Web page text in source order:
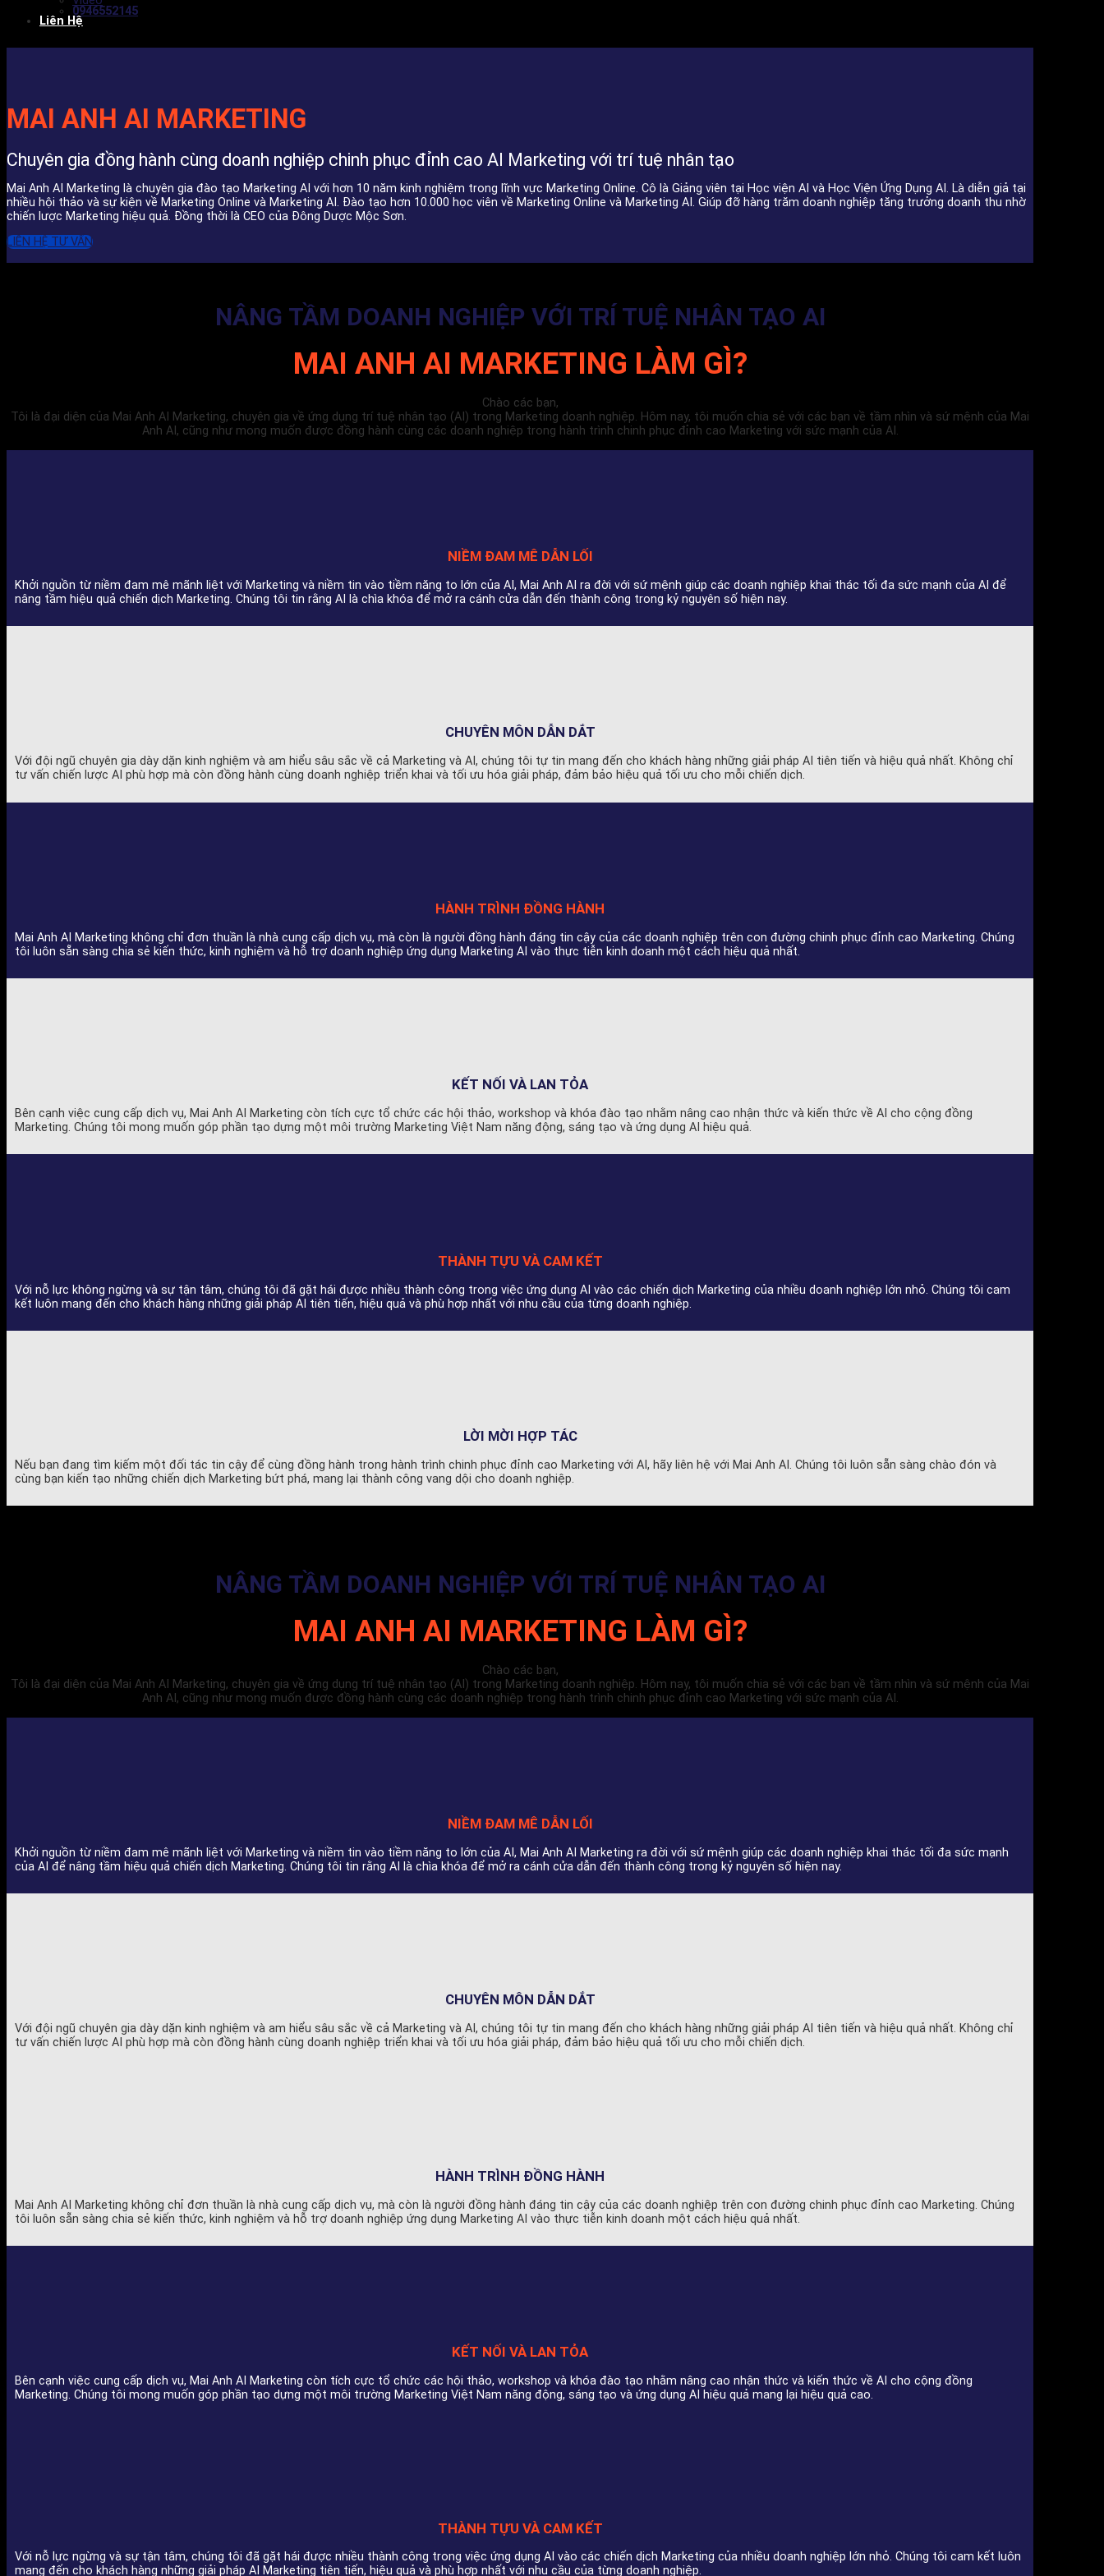
0946552145
Liên Hệ
MAI ANH AI MARKETING
Chuyên gia đồng hành cùng doanh nghiệp chinh phục đỉnh cao AI Marketing với trí tuệ nhân tạo
Mai Anh AI Marketing là chuyên gia đào tạo Marketing AI với hơn 10 năm kinh nghiệm trong lĩnh vực Marketing Online. Cô là Giảng viên tại Học viện AI và Học Viện Ứng Dụng AI. Là diễn giả tại
nhiều hội thảo và sự kiện về Marketing Online và Marketing AI. Đào tạo hơn 10.000 học viên về Marketing Online và Marketing AI. Giúp đỡ hàng trăm doanh nghiệp tăng trưởng doanh thu nhờ
chiến lược Marketing hiệu quả. Đồng thời là CEO của Đông Dược Mộc Sơn.
LIÊN HỆ TƯ VẤN
NÂNG TẦM DOANH NGHIỆP VỚI TRÍ TUỆ NHÂN TẠO AI
MAI ANH AI MARKETING LÀM GÌ?
Chào các bạn,
Tôi là đại diện của Mai Anh AI Marketing, chuyên gia về ứng dụng trí tuệ nhân tạo (AI) trong Marketing doanh nghiệp. Hôm nay, tôi muốn chia sẻ với các bạn về tầm nhìn và sứ mệnh của Mai
Anh AI, cũng như mong muốn được đồng hành cùng các doanh nghiệp trong hành trình chinh phục đỉnh cao Marketing với sức mạnh của AI.
NIỀM ĐAM MÊ DẪN LỐI
Khởi nguồn từ niềm đam mê mãnh liệt với Marketing và niềm tin vào tiềm năng to lớn của AI, Mai Anh AI ra đời với sứ mệnh giúp các doanh nghiệp khai thác tối đa sức mạnh của AI để
nâng tầm hiệu quả chiến dịch Marketing. Chúng tôi tin rằng AI là chìa khóa để mở ra cánh cửa dẫn đến thành công trong kỷ nguyên số hiện nay.
CHUYÊN MÔN DẪN DẮT
Với đội ngũ chuyên gia dày dặn kinh nghiệm và am hiểu sâu sắc về cả Marketing và AI, chúng tôi tự tin mang đến cho khách hàng những giải pháp AI tiên tiến và hiệu quả nhất. Không chỉ
tư vấn chiến lược AI phù hợp mà còn đồng hành cùng doanh nghiệp triển khai và tối ưu hóa giải pháp, đảm bảo hiệu quả tối ưu cho mỗi chiến dịch.
HÀNH TRÌNH ĐỒNG HÀNH
Mai Anh AI Marketing không chỉ đơn thuần là nhà cung cấp dịch vụ, mà còn là người đồng hành đáng tin cậy của các doanh nghiệp trên con đường chinh phục đỉnh cao Marketing. Chúng
tôi luôn sẵn sàng chia sẻ kiến thức, kinh nghiệm và hỗ trợ doanh nghiệp ứng dụng Marketing AI vào thực tiễn kinh doanh một cách hiệu quả nhất.
KẾT NỐI VÀ LAN TỎA
Bên cạnh việc cung cấp dịch vụ, Mai Anh AI Marketing còn tích cực tổ chức các hội thảo, workshop và khóa đào tạo nhằm nâng cao nhận thức và kiến thức về AI cho cộng đồng
Marketing. Chúng tôi mong muốn góp phần tạo dựng một môi trường Marketing Việt Nam năng động, sáng tạo và ứng dụng AI hiệu quả.
THÀNH TỰU VÀ CAM KẾT
Với nỗ lực không ngừng và sự tận tâm, chúng tôi đã gặt hái được nhiều thành công trong việc ứng dụng AI vào các chiến dịch Marketing của nhiều doanh nghiệp lớn nhỏ. Chúng tôi cam
kết luôn mang đến cho khách hàng những giải pháp AI tiên tiến, hiệu quả và phù hợp nhất với nhu cầu của từng doanh nghiệp.
LỜI MỜI HỢP TÁC
Nếu bạn đang tìm kiếm một đối tác tin cậy để cùng đồng hành trong hành trình chinh phục đỉnh cao Marketing với AI, hãy liên hệ với Mai Anh AI. Chúng tôi luôn sẵn sàng chào đón và
cùng bạn kiến tạo những chiến dịch Marketing bứt phá, mang lại thành công vang dội cho doanh nghiệp.
NÂNG TẦM DOANH NGHIỆP VỚI TRÍ TUỆ NHÂN TẠO AI
MAI ANH AI MARKETING LÀM GÌ?
Chào các bạn,
Tôi là đại diện của Mai Anh AI Marketing, chuyên gia về ứng dụng trí tuệ nhân tạo (AI) trong Marketing doanh nghiệp. Hôm nay, tôi muốn chia sẻ với các bạn về tầm nhìn và sứ mệnh của Mai
Anh AI, cũng như mong muốn được đồng hành cùng các doanh nghiệp trong hành trình chinh phục đỉnh cao Marketing với sức mạnh của AI.
NIỀM ĐAM MÊ DẪN LỐI
Khởi nguồn từ niềm đam mê mãnh liệt với Marketing và niềm tin vào tiềm năng to lớn của AI, Mai Anh AI Marketing ra đời với sứ mệnh giúp các doanh nghiệp khai thác tối đa sức mạnh
của AI để nâng tầm hiệu quả chiến dịch Marketing. Chúng tôi tin rằng AI là chìa khóa để mở ra cánh cửa dẫn đến thành công trong kỷ nguyên số hiện nay.
CHUYÊN MÔN DẪN DẮT
Với đội ngũ chuyên gia dày dặn kinh nghiệm và am hiểu sâu sắc về cả Marketing và AI, chúng tôi tự tin mang đến cho khách hàng những giải pháp AI tiên tiến và hiệu quả nhất. Không chỉ
tư vấn chiến lược AI phù hợp mà còn đồng hành cùng doanh nghiệp triển khai và tối ưu hóa giải pháp, đảm bảo hiệu quả tối ưu cho mỗi chiến dịch.
HÀNH TRÌNH ĐỒNG HÀNH
Mai Anh AI Marketing không chỉ đơn thuần là nhà cung cấp dịch vụ, mà còn là người đồng hành đáng tin cậy của các doanh nghiệp trên con đường chinh phục đỉnh cao Marketing. Chúng
tôi luôn sẵn sàng chia sẻ kiến thức, kinh nghiệm và hỗ trợ doanh nghiệp ứng dụng Marketing AI vào thực tiễn kinh doanh một cách hiệu quả nhất.
KẾT NỐI VÀ LAN TỎA
Bên cạnh việc cung cấp dịch vụ, Mai Anh AI Marketing còn tích cực tổ chức các hội thảo, workshop và khóa đào tạo nhằm nâng cao nhận thức và kiến thức về AI cho cộng đồng
Marketing. Chúng tôi mong muốn góp phần tạo dựng một môi trường Marketing Việt Nam năng động, sáng tạo và ứng dụng AI hiệu quả mang lại hiệu quả cao.
THÀNH TỰU VÀ CAM KẾT
Với nỗ lực ngừng và sự tận tâm, chúng tôi đã gặt hái được nhiều thành công trong việc ứng dụng AI vào các chiến dịch Marketing của nhiều doanh nghiệp lớn nhỏ. Chúng tôi cam kết luôn
mang đến cho khách hàng những giải pháp AI Marketing tiên tiến, hiệu quả và phù hợp nhất với nhu cầu của từng doanh nghiệp.